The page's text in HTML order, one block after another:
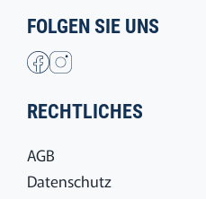
FOLGEN SIE UNS
RECHTLICHES
AGB
Datenschutz